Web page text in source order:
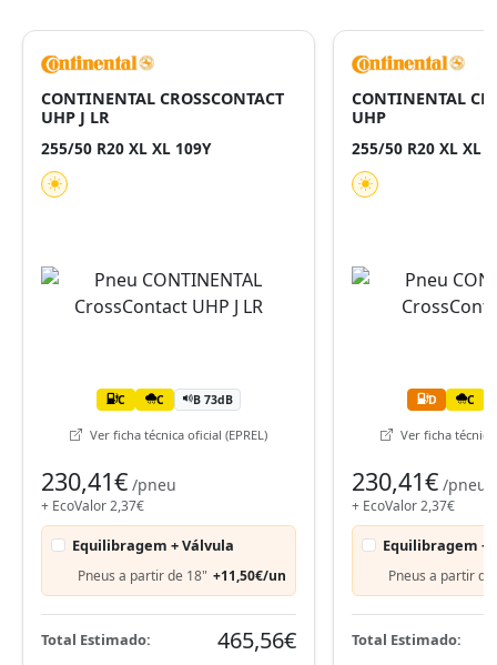
CONTINENTAL CROSSCONTACT
UHP J LR
255/50 R20 XL XL 109Y
C C B 73dB
Ver ficha técnica oficial (EPREL)
230,41€ /pneu
+ EcoValor 2,37€
Equilibragem + Válvula
Pneus a partir de 18" +11,50€/un
Total Estimado: 465,56€
CONTINENTAL
UHP
255/50 R20 XL XL
D C
Ver ficha técnica
230,41€ /pneu
+ EcoValor 2,37€
Equilibragem +
Pneus a partir
Total Estimado: